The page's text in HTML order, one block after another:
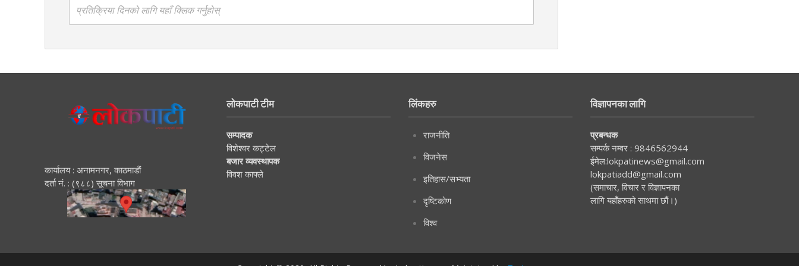
प्रतिक्रिया दिनको लागि यहाँ क्लिक गर्नुहोस्
कार्यालय : अनामनगर, काठमाडाैं
दर्ता नं. : (९८८) सूचना विभाग
लोकपाटी टीम
सम्पादक
विशेश्वर कट्टेल
बजार व्यवस्थापक
विवश काफ्ले
लिंकहरु
राजनीति
विजनेस
इतिहास/सभ्यता
दृष्टिकोण
विश्व
विज्ञापनका लागि
प्रबन्धक
सम्पर्क नम्वर : 9846562944
ईमेल:lokpatinews@gmail.com
lokpatiadd@gmail.com
(समाचार, विचार र विज्ञापनका
लागि यहाँहरुको साथमा छौं।)